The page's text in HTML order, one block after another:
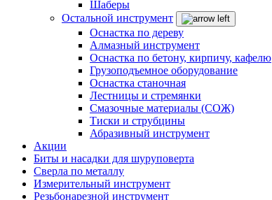
Шаберы
Остальной инструмент
Оснастка по дереву
Алмазный инструмент
Оснастка по бетону, кирпичу, кафелю
Грузоподъемное оборудование
Оснастка станочная
Лестницы и стремянки
Смазочные материалы (СОЖ)
Тиски и струбцины
Абразивный инструмент
Акции
Биты и насадки для шуруповерта
Сверла по металлу
Измерительный инструмент
Резьбонарезной инструмент